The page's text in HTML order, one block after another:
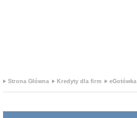
Strona Główna Kredyty dla firm eGotówka